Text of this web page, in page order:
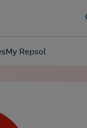
My Repsol